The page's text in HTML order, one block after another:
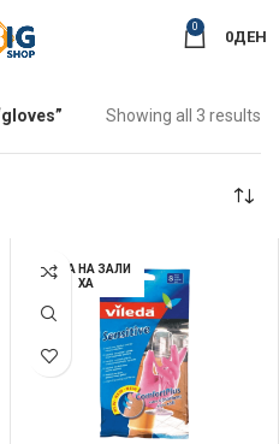
0
0ДЕН
Showing all 3 results
НЕМА НА ЗАЛИ
ХА